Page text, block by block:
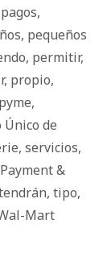
pagos,
, pequeños
, permitir,
, propio,
pyme,
Único de
, servicios,
&
, tipo,
Mart